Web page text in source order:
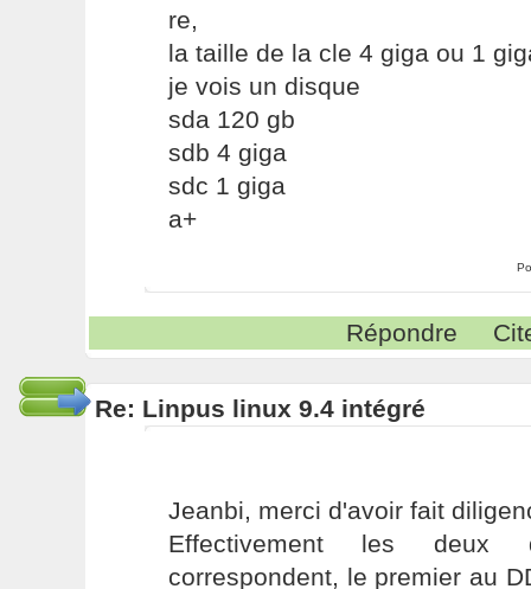
re,
la taille de la cle 4 giga ou 1
je vois un disque
sda 120 gb
sdb 4 giga
sdc 1 giga
a+
Répondre
Re: Linpus linux 9.4 intégré
Jeanbi, merci d'avoir fait
Effectivement les deux
correspondent, le premier au